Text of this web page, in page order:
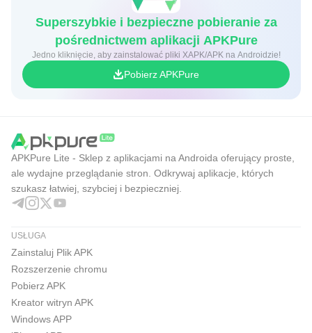
Superszybkie i bezpieczne pobieranie za
pośrednictwem aplikacji APKPure
Jedno kliknięcie, aby zainstalować pliki XAPK/APK na Androidzie!
Pobierz APKPure
APKPure Lite - Sklep z aplikacjami na Androida oferujący proste,
ale wydajne przeglądanie stron. Odkrywaj aplikacje, których
szukasz łatwiej, szybciej i bezpieczniej.
USŁUGA
Zainstaluj Plik APK
Rozszerzenie chromu
Pobierz APK
Kreator witryn APK
Windows APP